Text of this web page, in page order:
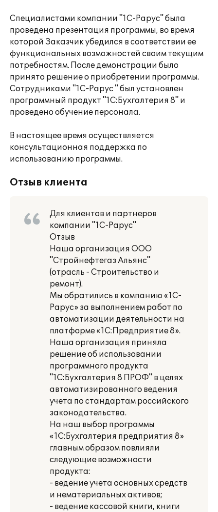
Специалистами компании "1С-Рарус" была
проведена презентация программы, во время
которой Заказчик убедился в соответствии ее
функциональных возможностей своим текущим
потребностям. После демонстрации было
принято решение о приобретении программы.
Сотрудниками "1С-Рарус " был установлен
программный продукт "1С:Бухгалтерия 8" и
проведено обучение персонала.
В настоящее время осуществляется
консультационная поддержка по
использованию программы.
Отзыв клиента
Для клиентов и партнеров
компании "1С-Рарус"
Отзыв
Наша организация ООО
"Стройнефтегаз Альянс"
(отрасль - Строительство и
ремонт).
Мы обратились в компанию «1С-
Рарус» за выполнением работ по
автоматизации деятельности на
платформе «1С:Предприятие 8».
Наша организация приняла
решение об использовании
программного продукта
"1С:Бухгалтерия 8 ПРОФ" в целях
автоматизированного ведения
учета по стандартам российского
законодательства.
На наш выбор программы
«1С:Бухгалтерия предприятия 8»
главным образом повлияли
следующие возможности
продукта:
- ведение учета основных средств
и нематериальных активов;
- ведение кассовой книги, книги